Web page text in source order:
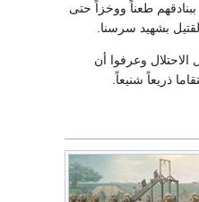
طعناً ووخزاً حتى
بشهيد سرسنا.
الاحتلال وعرفوا أن
ذريعاً شنيعاً.